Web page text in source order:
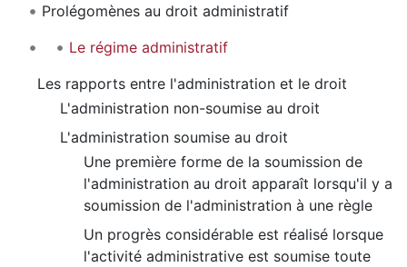
Prolégomènes au droit administratif
Le régime administratif
Les rapports entre l'administration et le droit
L'administration non-soumise au droit
L'administration soumise au droit
Une première forme de la soumission de
l'administration au droit apparaît lorsqu'il y a
soumission de l'administration à une règle
Un progrès considérable est réalisé lorsque
l'activité administrative est soumise toute